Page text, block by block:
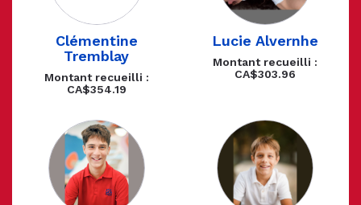
Clémentine
Tremblay
Montant recueilli :
CA$354.19
Lucie Alvernhe
Montant recueilli :
CA$303.96